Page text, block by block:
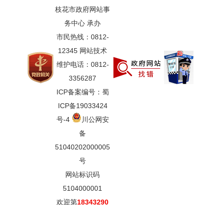
枝花市政府网站事
务中心 承办
市民热线：0812-
12345 网站技术
维护电话：0812-
3356287
ICP备案编号：蜀
ICP备19033424
号-4
川公网安
备
51040202000005
号
网站标识码
5104000001
欢迎第18343290